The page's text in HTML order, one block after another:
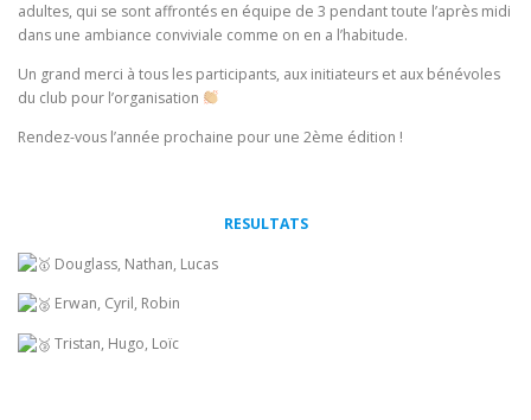
adultes, qui se sont affrontés en équipe de 3 pendant toute l’après midi
dans une ambiance conviviale comme on en a l’habitude.
Un grand merci à tous les participants, aux initiateurs et aux bénévoles
du club pour l’organisation
Rendez-vous l’année prochaine pour une 2ème édition !
RESULTATS
Douglass, Nathan, Lucas
Erwan, Cyril, Robin
Tristan, Hugo, Loïc